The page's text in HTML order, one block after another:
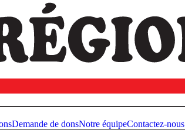
Demande de donsNotre équipeContactez-nous